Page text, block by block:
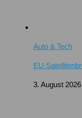
Auto & Tech
EU-
3. August 2026